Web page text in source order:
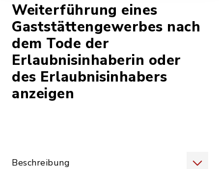
Weiterführung eines
Gaststättengewerbes nach
dem Tode der
Erlaubnisinhaberin oder
des Erlaubnisinhabers
anzeigen
Beschreibung